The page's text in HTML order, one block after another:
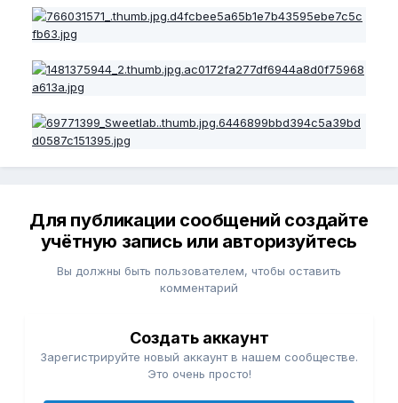
Для публикации сообщений создайте
учётную запись или авторизуйтесь
Вы должны быть пользователем, чтобы оставить
комментарий
Создать аккаунт
Зарегистрируйте новый аккаунт в нашем сообществе.
Это очень просто!